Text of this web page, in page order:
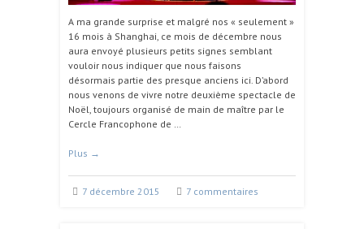
A ma grande surprise et malgré nos « seulement »
16 mois à Shanghai, ce mois de décembre nous
aura envoyé plusieurs petits signes semblant
vouloir nous indiquer que nous faisons
désormais partie des presque anciens ici. D’abord
nous venons de vivre notre deuxième spectacle de
Noël, toujours organisé de main de maître par le
Cercle Francophone de …
Plus →
7 décembre 2015 7 commentaires